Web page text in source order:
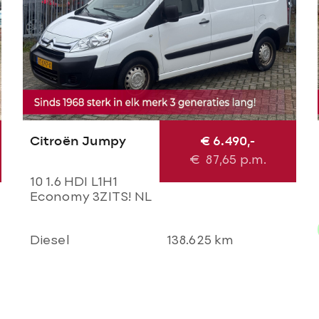
Citroën Jumpy
10 1.6 HDI L1H1
Economy 3ZITS! NL
Imperial l
€ 6.490,-
€ 87,65 p.m.
Diesel 138.625 km